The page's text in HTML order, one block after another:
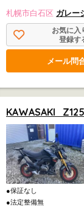
札幌市白石区 ガレー
お気に入
登録す
メール問
KAWASAKI
●保証なし
●法定整備無